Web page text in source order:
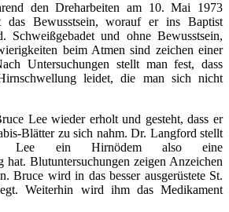
den Dreharbeiten am 10. Mai 1973
das Bewusstsein, worauf er ins Baptist
Schweißgebadet und ohne Bewusstsein,
beim Atmen sind zeichen einer
Untersuchungen stellt man fest, dass
leidet, die man sich nicht
Lee wieder erholt und gesteht, dass er
Blätter zu sich nahm. Dr. Langford stellt
Lee ein Hirnödem also eine
hat. Blutuntersuchungen zeigen Anzeichen
Bruce wird in das besser ausgerüstete St.
Weiterhin wird ihm das Medikament